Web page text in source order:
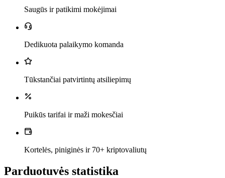
Saugūs ir patikimi mokėjimai
Dedikuota palaikymo komanda
Tūkstančiai patvirtintų atsiliepimų
Puikūs tarifai ir maži mokesčiai
Kortelės, piniginės ir 70+ kriptovaliutų
Parduotuvės statistika